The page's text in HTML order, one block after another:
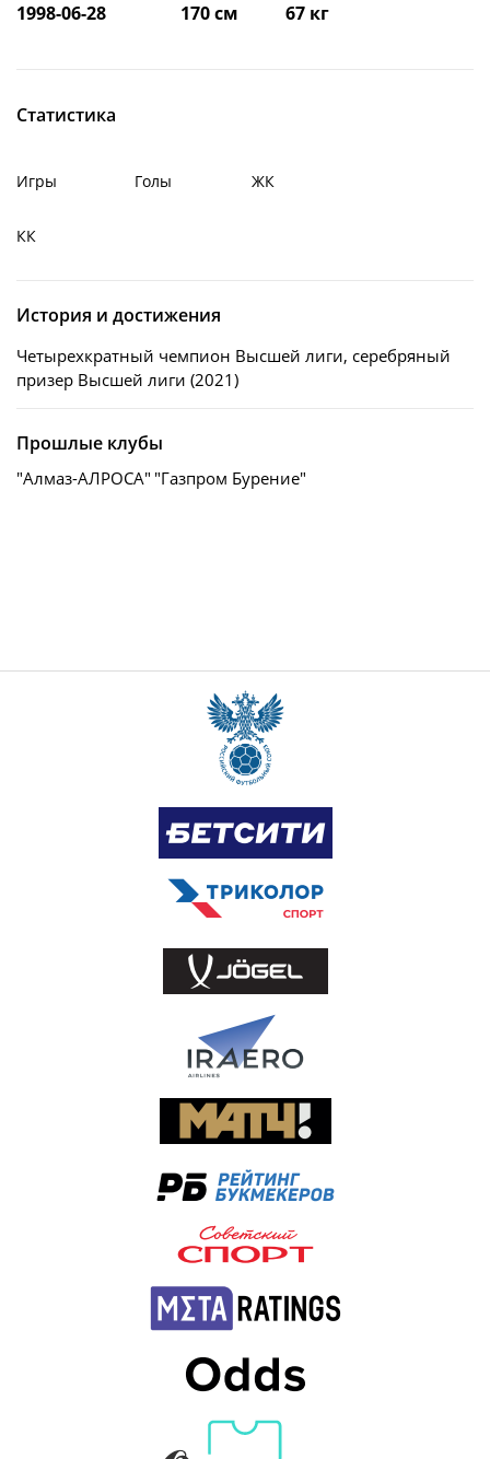
1998-06-28 170 см 67 кг
Статистика
Игры Голы ЖК
КК
История и достижения
Четырехкратный чемпион Высшей лиги, серебряный
призер Высшей лиги (2021)
Прошлые клубы
"Алмаз-АЛРОСА" "Газпром Бурение"